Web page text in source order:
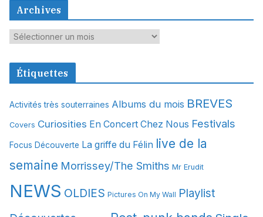
Archives
A
c
v
e
Étiquettes
Activités très souterraines Albums du mois BREVES
Covers Curiosities En Concert Chez Nous Festivals
Focus Découverte La griffe du Félin live de la
semaine Morrissey/The Smiths Mr Erudit
NEWS OLDIES Pictures On My Wall Playlist